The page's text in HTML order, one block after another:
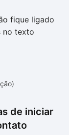
fique ligado
no texto
de iniciar